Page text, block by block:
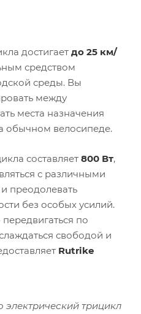
достигает до 25 км/
средством
среды. Вы
между
места назначения
обычном велосипеде.
составляет 800 Вт,
с различными
преодолевать
без особых усилий.
по
свободой и
Rutrike
электрический трицикл